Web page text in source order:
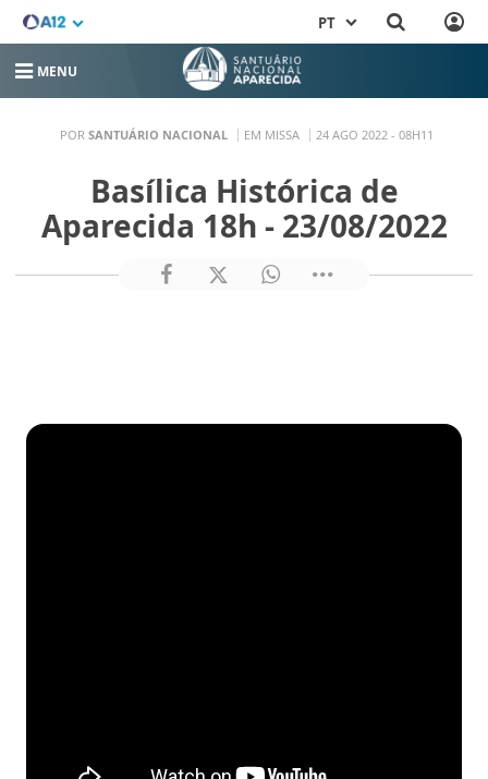
PT
MENU
POR SANTUÁRIO NACIONAL EM MISSA 24 AGO 2022 - 08H11
Basílica Histórica de
Aparecida 18h - 23/08/2022